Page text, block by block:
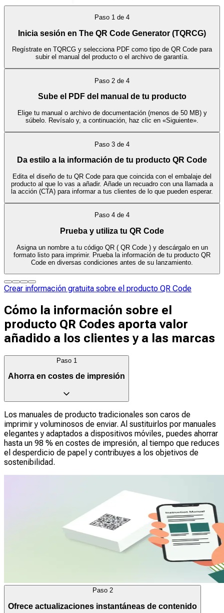
Paso 1 de 4
Inicia sesión en The QR Code Generator (TQRCG)
Regístrate en TQRCG y selecciona PDF como tipo de QR Code para
subir el manual del producto o el archivo de garantía.
Paso 2 de 4
Sube el PDF del manual de tu producto
Elige tu manual o archivo de documentación (menos de 50 MB) y
súbelo. Revísalo y, a continuación, haz clic en «Siguiente».
Paso 3 de 4
Da estilo a la información de tu producto QR Code
Edita el diseño de tu QR Code para que coincida con el embalaje del
producto al que lo vas a añadir. Añade un recuadro con una llamada a
la acción (CTA) para informar a tus clientes de lo que pueden esperar.
Paso 4 de 4
Prueba y utiliza tu QR Code
Asigna un nombre a tu código QR ( QR Code ) y descárgalo en un
formato listo para imprimir. Prueba la información de tu producto QR
Code en diversas condiciones antes de su lanzamiento.
Crear información gratuita sobre el producto QR Code
Cómo la información sobre el
producto QR Codes aporta valor
añadido a los clientes y a las marcas
Paso 1
Ahorra en costes de impresión
Los manuales de producto tradicionales son caros de
imprimir y voluminosos de enviar. Al sustituirlos por manuales
elegantes y adaptados a dispositivos móviles, puedes ahorrar
hasta un 98 % en costes de impresión, al tiempo que reduces
el desperdicio de papel y contribuyes a los objetivos de
sostenibilidad.
Paso 2
Ofrece actualizaciones instantáneas de contenido